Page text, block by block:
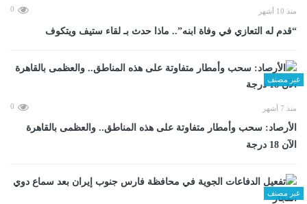
منذ 10 أشهر 0
“قدم له التعازي في وفاة ابنه”.. ماذا حدث بـ لقاء ستيف ويتكوف
غير مصنف
منذ 7 أشهر 0
الأرصاد: سحب وأمطار متفاوتة على هذه المناطق.. والعظمى بالقاهرة
الآن 18 درجة
غير مصنف